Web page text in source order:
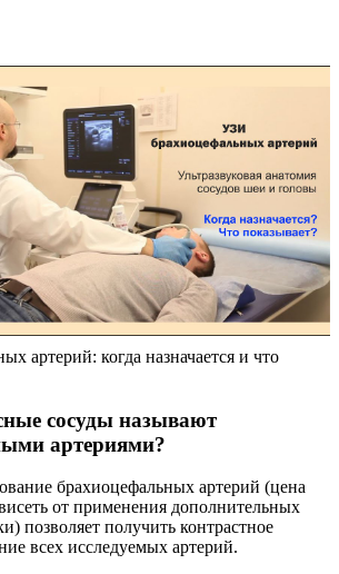
артерий: когда назначается и что
сосуды называют
артериями?
брахиоцефальных артерий (цена
от применения дополнительных
позволяет получить контрастное
всех исследуемых артерий.